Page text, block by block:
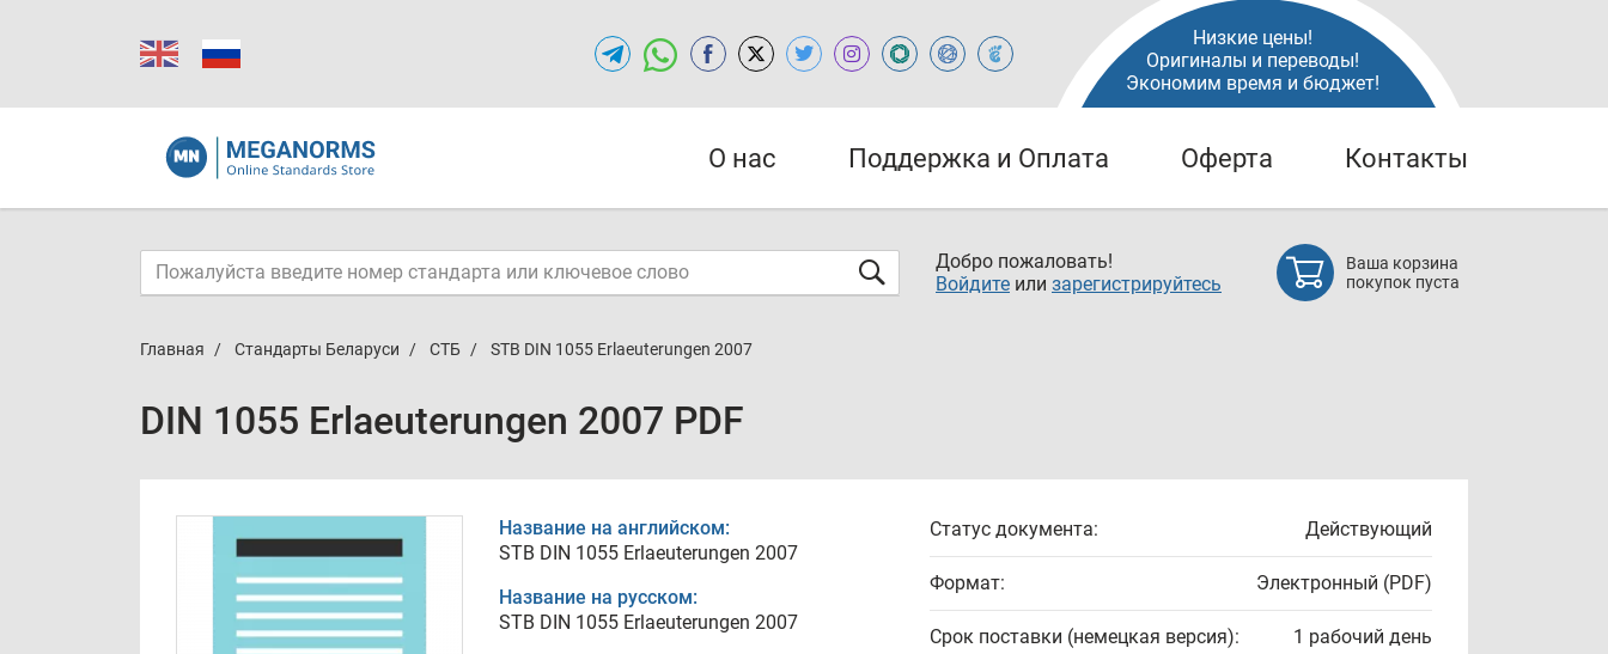
Низкие цены!
Оригиналы и переводы!
Экономим время и бюджет!
О нас Поддержка и Оплата Оферта Контакты
Добро пожаловать!
Войдите или зарегистрируйтесь
Ваша корзина
покупок пуста
Главная Стандарты Беларуси СТБ STB DIN 1055 Erlaeuterungen 2007
DIN 1055 Erlaeuterungen 2007 PDF
Название на английском:
STB DIN 1055 Erlaeuterungen 2007
Название на русском:
STB DIN 1055 Erlaeuterungen 2007
Статус документа: Действующий
Формат: Электронный (PDF)
Срок поставки (немецкая версия): 1 рабочий день